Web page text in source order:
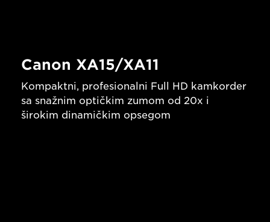
Canon XA15/XA11
Kompaktni, profesionalni Full HD kamkorder
sa snažnim optičkim zumom od 20x i
širokim dinamičkim opsegom